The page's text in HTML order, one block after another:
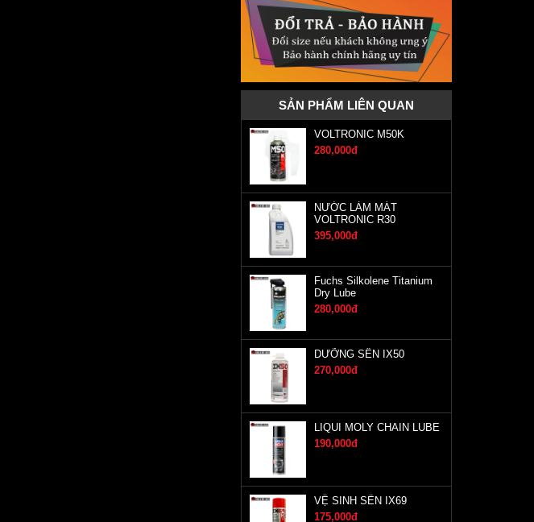
SẢN PHẨM LIÊN QUAN
VOLTRONIC M50K
280,000đ
NƯỚC LÀM MÁT
VOLTRONIC R30
395,000đ
Fuchs Silkolene Titanium
Dry Lube
280,000đ
DƯỠNG SÊN IX50
270,000đ
LIQUI MOLY CHAIN LUBE
190,000đ
VỆ SINH SÊN IX69
175,000đ